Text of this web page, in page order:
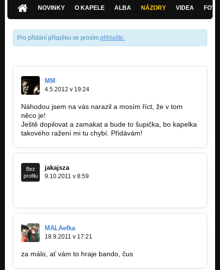
NOVINKY O KAPELE ALBA NÁZORY VIDEA
Pro přidání příspěku se prosím přihlašte.
MM
4.5.2012 v 19:24
Náhodou jsem na vás narazil a mosím říct, že v tom
něco je!
Ještě dopilovat a zamakat a bude to šupička, bo kapelka
takového ražení mi tu chybí. Přidávám!
Bez
profilu
jakajsza
9.10.2011 v 8:59
MALAefka
18.9.2011 v 17:21
za málo, ať vám to hraje bando, čus